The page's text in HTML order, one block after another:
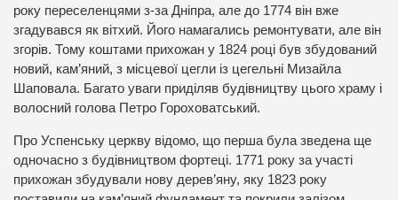
року переселенцями з-за Дніпра, але до 1774 він вже
згадувався як вітхий. Його намагались ремонтувати, але він
згорів. Тому коштами прихожан у 1824 році був збудований
новий, кам’яний, з місцевої цегли із цегельні Мизайла
Шаповала. Багато уваги приділяв будівництву цього храму і
волосний голова Петро Гороховатський.
Про Успенську церкву відомо, що перша була зведена ще
одночасно з будівництвом фортеці. 1771 року за участі
прихожан збудували нову дерев’яну, яку 1823 року